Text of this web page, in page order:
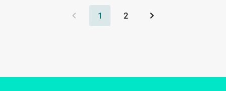
1 2